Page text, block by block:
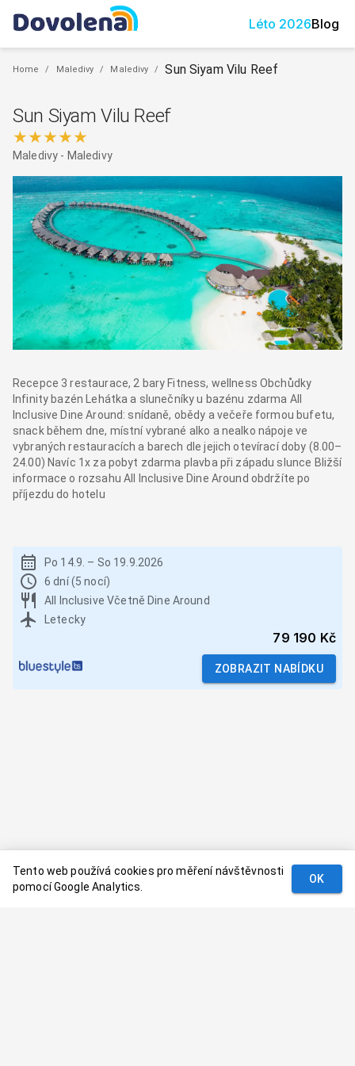
Léto 2026Blog
Home / Maledivy / Maledivy / Sun Siyam Vilu Reef
Sun Siyam Vilu Reef
★★★★★
Maledivy - Maledivy
Recepce 3 restaurace, 2 bary Fitness, wellness Obchůdky
Infinity bazén Lehátka a slunečníky u bazénu zdarma All
Inclusive Dine Around: snídaně, obědy a večeře formou bufetu,
snack během dne, místní vybrané alko a nealko nápoje ve
vybraných restauracích a barech dle jejich otevírací doby (8.00–
24.00) Navíc 1x za pobyt zdarma plavba při západu slunce Bližší
informace o rozsahu All Inclusive Dine Around obdržíte po
příjezdu do hotelu
Po 14.9. – So 19.9.2026
6 dní (5 nocí)
All Inclusive Včetně Dine Around
Letecky
79 190 Kč
ZOBRAZIT NABÍDKU
Tento web používá cookies pro měření návštěvnosti
pomocí Google Analytics.
OK